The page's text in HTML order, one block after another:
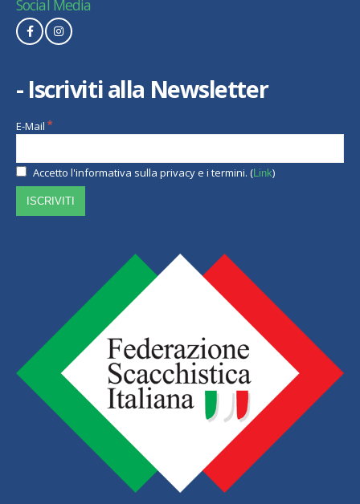
Social Media
- Iscriviti alla Newsletter
E-Mail *
Accetto l'informativa sulla privacy e i termini. (Link)